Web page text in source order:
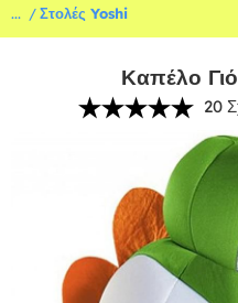
... Στολές Yoshi
Καπέλο
20